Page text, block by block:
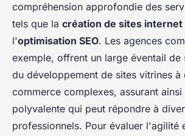
compréhension approfondie des
tels que la création de sites internet
l'optimisation SEO. Les agences
exemple, offrent un large éventail de
du développement de sites vitrines à
commerce complexes, assurant
polyvalente qui peut répondre à
professionnels. Pour évaluer l'agilité